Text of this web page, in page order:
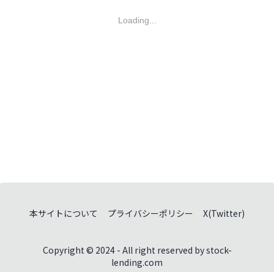
Loading...
本サイトについて プライバシーポリシー X(Twitter)
Copyright © 2024 - All right reserved by stock-
lending.com